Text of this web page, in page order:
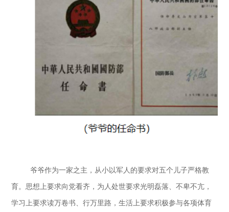
爷爷作为一家之主，从小以军人的要求对五个儿子严格教
育。思想上要求向党看齐，为人处世要求光明磊落、不卑不亢，
学习上要求读万卷书、行万里路，生活上要求积极参与各项体育